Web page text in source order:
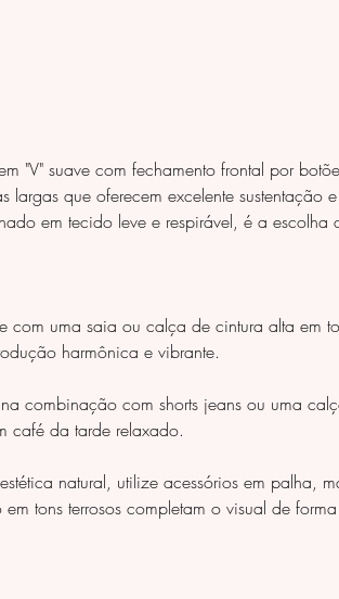
"V" suave com fechamento frontal por
que oferecem excelente
em tecido leve e respirável, é a escolha
com uma saia ou calça de cintura alta em
harmônica e vibrante.
combinação com shorts jeans ou uma
café da tarde relaxado.
natural, utilize acessórios em palha,
tons terrosos completam o visual de